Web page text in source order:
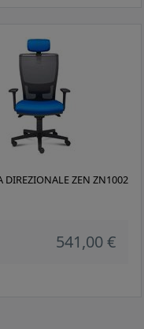
DIREZIONALE ZEN ZN1002
541,00 €